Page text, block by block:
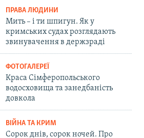
ПРАВА ЛЮДИНИ
Мить – і ти шпигун. Як у
кримських судах розглядають
звинувачення в держзраді
ФОТОГАЛЕРЕЇ
Краса Сімферопольського
водосховища та занедбаність
довкола
ВІЙНА ТА КРИМ
Сорок днів, сорок ночей. Про